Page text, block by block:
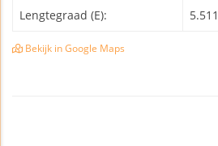
Lengtegraad (E):
Bekijk in Google Maps